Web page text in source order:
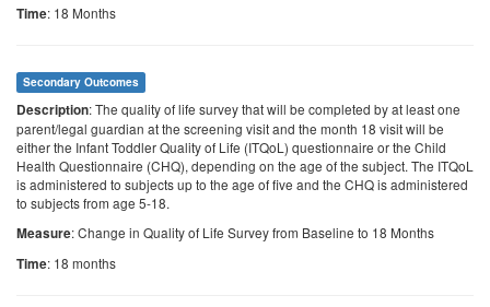
Time: 18 Months
Secondary Outcomes
Description: The quality of life survey that will be completed by at least one
parent/legal guardian at the screening visit and the month 18 visit will be
either the Infant Toddler Quality of Life (ITQoL) questionnaire or the Child
Health Questionnaire (CHQ), depending on the age of the subject. The ITQoL
is administered to subjects up to the age of five and the CHQ is administered
to subjects from age 5-18.
Measure: Change in Quality of Life Survey from Baseline to 18 Months
Time: 18 months